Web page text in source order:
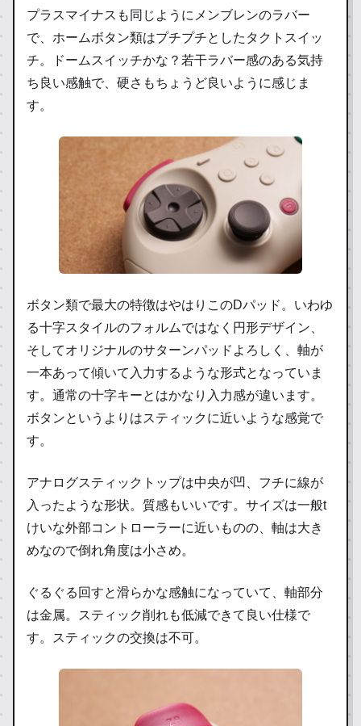
プラスマイナスも同じようにメンブレンのラバー
で、ホームボタン類はプチプチとしたタクトスイッ
チ。ドームスイッチかな？若干ラバー感のある気持
ち良い感触で、硬さもちょうど良いように感じま
す。
ボタン類で最大の特徴はやはりこのDパッド。いわゆ
る十字スタイルのフォルムではなく円形デザイン、
そしてオリジナルのサターンパッドよろしく、軸が
一本あって傾いて入力するような形式となっていま
す。通常の十字キーとはかなり入力感が違います。
ボタンというよりはスティックに近いような感覚で
す。
アナログスティックトップは中央が凹、フチに線が
入ったような形状。質感もいいです。サイズは一般t
けいな外部コントローラーに近いものの、軸は大き
めなので倒れ角度は小さめ。
ぐるぐる回すと滑らかな感触になっていて、軸部分
は金属。スティック削れも低減できて良い仕様で
す。スティックの交換は不可。